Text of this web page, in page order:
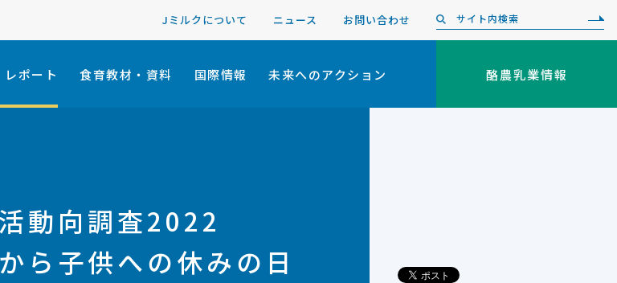
Jミルクについて ニュース お問い合わせ
レポート 食育教材・資料 国際情報 未来へのアクション 酪農乳業情報
動向調査2022
ら子供への休みの日